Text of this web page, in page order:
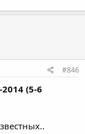
#846
(5-6